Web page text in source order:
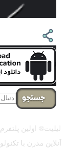
جستجو
لیلیت® اولین
آنلاین مدرن با